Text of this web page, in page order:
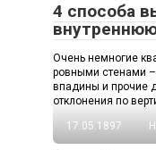
4 способа
Очень немногие
ровными стенами
впадины и прочие
отклонения по
17.05.1897